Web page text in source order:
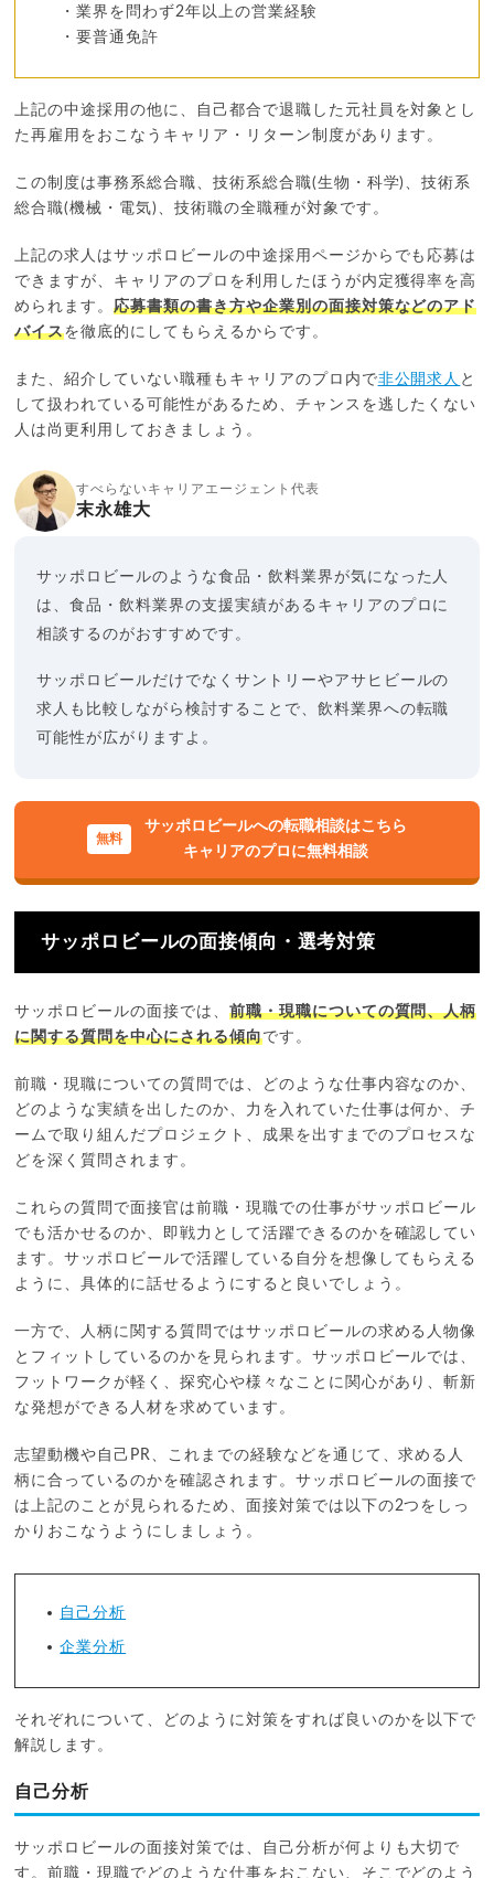
・業界を問わず2年以上の営業経験
・要普通免許
上記の中途採用の他に、自己都合で退職した元社員を対象とし
た再雇用をおこなうキャリア・リターン制度があります。
この制度は事務系総合職、技術系総合職(生物・科学)、技術系
総合職(機械・電気)、技術職の全職種が対象です。
上記の求人はサッポロビールの中途採用ページからでも応募は
できますが、キャリアのプロを利用したほうが内定獲得率を高
められます。応募書類の書き方や企業別の面接対策などのアド
バイスを徹底的にしてもらえるからです。
また、紹介していない職種もキャリアのプロ内で非公開求人 と
して扱われている可能性があるため、チャンスを逃したくない
人は尚更利用しておきましょう。
すべらないキャリアエージェント代表
末永雄大
サッポロビールのような食品・飲料業界が気になった人
は、食品・飲料業界の支援実績があるキャリアのプロに
相談するのがおすすめです。
サッポロビールだけでなくサントリーやアサヒビールの
求人も比較しながら検討することで、飲料業界への転職
可能性が広がりますよ。
サッポロビールへの転職相談はこちら
キャリアのプロに無料相談
サッポロビールの面接傾向・選考対策
サッポロビールの面接では、 前職・現職についての質問、人柄
に関する質問を中心にされる傾向です。
前職・現職についての質問では、どのような仕事内容なのか、
どのような実績を出したのか、力を入れていた仕事は何か、チ
ームで取り組んだプロジェクト、成果を出すまでのプロセスな
どを深く質問されます。
これらの質問で面接官は前職・現職での仕事がサッポロビール
でも活かせるのか、即戦力として活躍できるのかを確認してい
ます。サッポロビールで活躍している自分を想像してもらえる
ように、具体的に話せるようにすると良いでしょう。
一方で、人柄に関する質問ではサッポロビールの求める人物像
とフィットしているのかを見られます。サッポロビールでは、
フットワークが軽く、探究心や様々なことに関心があり、斬新
な発想ができる人材を求めています。
志望動機や自己PR、これまでの経験などを通じて、求める人
柄に合っているのかを確認されます。サッポロビールの面接で
は上記のことが見られるため、面接対策では以下の2つをしっ
かりおこなうようにしましょう。
自己分析
企業分析
それぞれについて、どのように対策をすれば良いのかを以下で
解説します。
自己分析
サッポロビールの面接対策では、自己分析が何よりも大切で
す。前職・現職でどのような仕事をおこない、そこでどのよう